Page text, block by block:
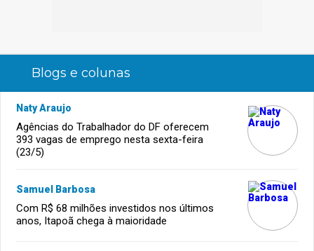
Blogs e colunas
Naty Araujo
Agências do Trabalhador do DF oferecem
393 vagas de emprego nesta sexta-feira
(23/5)
Samuel Barbosa
Com R$ 68 milhões investidos nos últimos
anos, Itapoã chega à maioridade